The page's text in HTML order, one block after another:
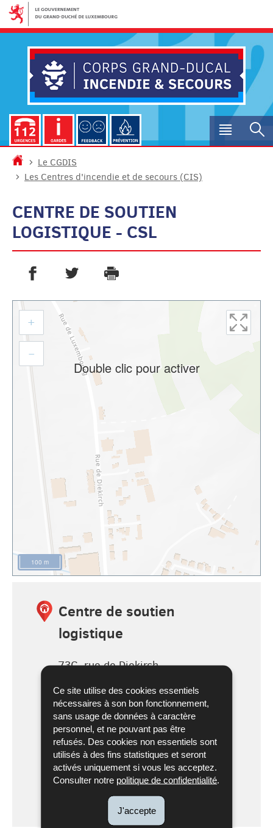
Ce site utilise des cookies essentiels
nécessaires à son bon fonctionnement,
sans usage de données à caractère
personnel, et ne pouvant pas être
refusés. Des cookies non essentiels sont
utilisés à des fins statistiques et seront
activés uniquement si vous les acceptez.
Consulter notre politique de confidentialité
J'accepte
Aller
la
navigation
Aller
contenu
Menu
Accueil
Le CGDIS
Les Centres d'incendie et de secours (CIS)
CENTRE DE SOUTIEN
LOGISTIQUE - CSL
PARTAGER SUR FACEBOOK
PARTAGER SUR TWITTER
IMPRIMER
Aller
l'adresse
Double clic pour activer
+
–
100 m
Centre de soutien
logistique
73C, rue de Diekirch
Luxembourg
Tél. :49771-2800
49771- Itinéraire
soutien
LOCALISEZ SUR LA CARTE